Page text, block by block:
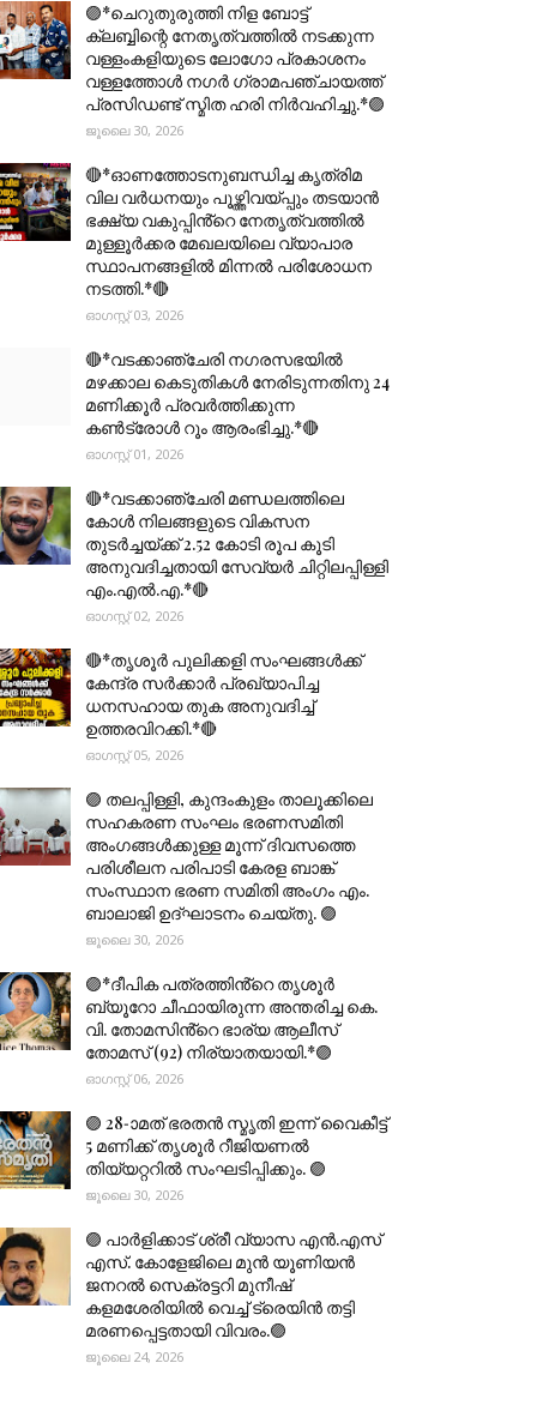
🟣*ചെറുതുരുത്തി നിള ബോട്ട്
ക്ലബ്ബിന്റെ നേതൃത്വത്തിൽ നടക്കുന്ന
വള്ളംകളിയുടെ ലോഗോ പ്രകാശനം
വള്ളത്തോൾ നഗർ ഗ്രാമപഞ്ചായത്ത്
പ്രസിഡണ്ട് സ്മിത ഹരി നിർവഹിച്ചു.*🟣
ജൂലൈ 30, 2026
🔴*ഓണത്തോടനുബന്ധിച്ച കൃത്രിമ
വില വർധനയും പൂഴ്ത്തിവയ്പ്പും തടയാൻ
ഭക്ഷ്യ വകുപ്പിൻ്റെ നേതൃത്വത്തിൽ
മുള്ളൂർക്കര മേഖലയിലെ വ്യാപാര
സ്ഥാപനങ്ങളിൽ മിന്നൽ പരിശോധന
നടത്തി.*🔴
ഓഗസ്റ്റ് 03, 2026
🔴*വടക്കാഞ്ചേരി നഗരസഭയിൽ
മഴക്കാല കെടുതികൾ നേരിടുന്നതിനു 24
മണിക്കൂർ പ്രവർത്തിക്കുന്ന
കൺട്രോൾ റൂം ആരംഭിച്ചു.*🔴
ഓഗസ്റ്റ് 01, 2026
🔴*വടക്കാഞ്ചേരി മണ്ഡലത്തിലെ
കോൾ നിലങ്ങളുടെ വികസന
തുടർച്ചയ്ക്ക് 2.52 കോടി രൂപ കൂടി
അനുവദിച്ചതായി സേവ്യർ ചിറ്റിലപ്പിള്ളി
എം.എൽ.എ.*🔴
ഓഗസ്റ്റ് 02, 2026
🔴*തൃശൂര്‍ പുലിക്കളി സംഘങ്ങള്‍ക്ക്
കേന്ദ്ര സര്‍ക്കാര്‍ പ്രഖ്യാപിച്ച
ധനസഹായ തുക അനുവദിച്ച്
ഉത്തരവിറക്കി.*🔴
ഓഗസ്റ്റ് 05, 2026
🟣 തലപ്പിള്ളി, കുന്ദംകുളം താലൂക്കിലെ
സഹകരണ സംഘം ഭരണസമിതി
അംഗങ്ങൾക്കുള്ള മൂന്ന് ദിവസത്തെ
പരിശീലന പരിപാടി കേരള ബാങ്ക്
സംസ്ഥാന ഭരണ സമിതി അംഗം എം.
ബാലാജി ഉദ്ഘാടനം ചെയ്തു. 🟣
ജൂലൈ 30, 2026
🟣*ദീപിക പത്രത്തിൻ്റെ തൃശൂർ
ബ്യൂറോ ചീഫായിരുന്ന അന്തരിച്ച കെ.
വി. തോമസിൻ്റെ ഭാര്യ ആലീസ്
തോമസ് (92) നിര്യാതയായി.*🟣
ഓഗസ്റ്റ് 06, 2026
🟣 28-ാമത് ഭരതൻ സ്മൃതി ഇന്ന് വൈകീട്ട്
5 മണിക്ക് തൃശൂർ റീജിയണൽ
തിയ്യറ്ററിൽ സംഘടിപ്പിക്കും. 🟣
ജൂലൈ 30, 2026
🟣 പാർളിക്കാട് ശ്രീ വ്യാസ എൻ.എസ്
എസ്. കോളേജിലെ മുൻ യൂണിയൻ
ജനറൽ സെക്രട്ടറി മുനീഷ്
കളമശേരിയിൽ വെച്ച് ട്രെയിൻ തട്ടി
മരണപ്പെട്ടതായി വിവരം.🟣
ജൂലൈ 24, 2026